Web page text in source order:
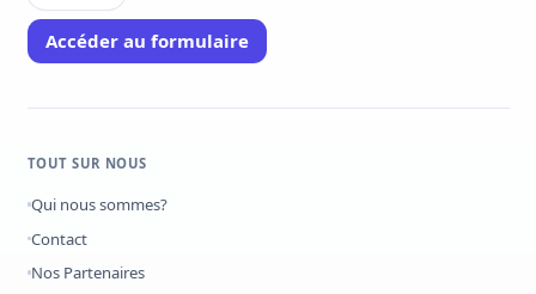
Accéder au formulaire
TOUT SUR NOUS
Qui nous sommes?
Contact
Nos Partenaires